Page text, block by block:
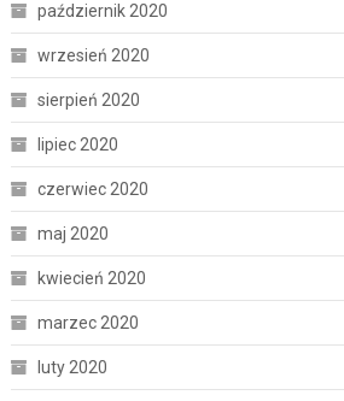
październik 2020
wrzesień 2020
sierpień 2020
lipiec 2020
czerwiec 2020
maj 2020
kwiecień 2020
marzec 2020
luty 2020